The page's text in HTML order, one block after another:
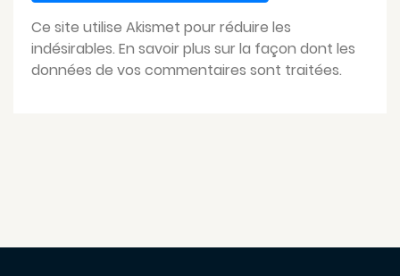
Ce site utilise Akismet pour réduire les
indésirables. En savoir plus sur la façon dont les
données de vos commentaires sont traitées.